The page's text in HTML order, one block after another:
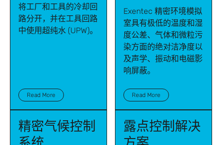
将工厂和工具的冷却回
路分开，并在工具回路
中使用超纯水 (UPW)。
Read More
Exentec 精密环境模拟
室具有极低的温度和湿
度公差、气体和微粒污
染方面的绝对洁净度以
及声学、振动和电磁影
响屏蔽。
Read More
精密气候控制
露点控制解决